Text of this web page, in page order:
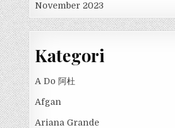
November 2023
Kategori
A Do 阿杜
Afgan
Ariana Grande